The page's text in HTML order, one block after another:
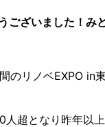
ございました！み
のリノベEXPO in
超となり昨年以